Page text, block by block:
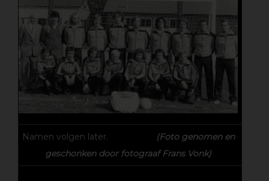
Namen volgen later.
(Foto genomen en
geschonken door fotograaf Frans Vonk)